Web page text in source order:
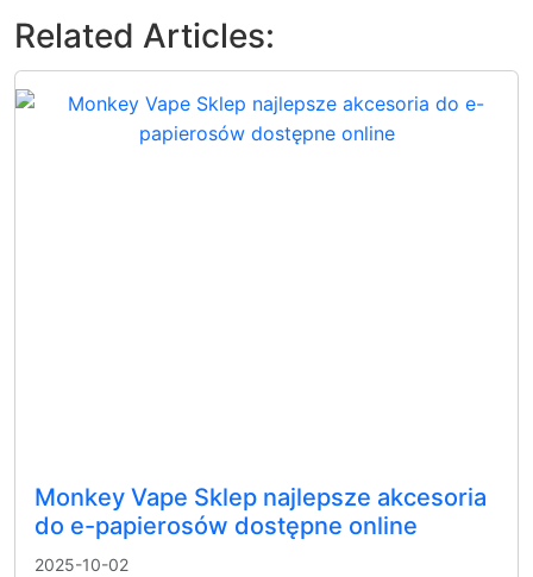
Related Articles:
Monkey Vape Sklep najlepsze akcesoria
do e-papierosów dostępne online
2025-10-02